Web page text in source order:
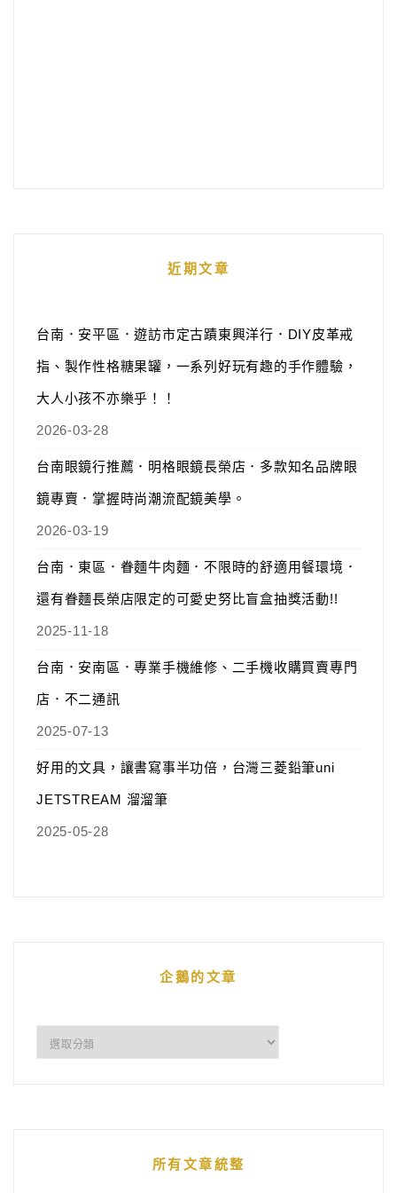
近期文章
台南．安平區．遊訪市定古蹟東興洋行．DIY皮革戒
指、製作性格糖果罐，一系列好玩有趣的手作體驗，
大人小孩不亦樂乎！！
2026-03-28
台南眼鏡行推薦．明格眼鏡長榮店．多款知名品牌眼
鏡專賣．掌握時尚潮流配鏡美學。
2026-03-19
台南．東區．眷麵牛肉麵．不限時的舒適用餐環境．
還有眷麵長榮店限定的可愛史努比盲盒抽獎活動!!
2025-11-18
台南．安南區．專業手機維修、二手機收購買賣專門
店．不二通訊
2025-07-13
好用的文具，讓書寫事半功倍，台灣三菱鉛筆uni
JETSTREAM 溜溜筆
2025-05-28
企鵝的文章
所有文章統整